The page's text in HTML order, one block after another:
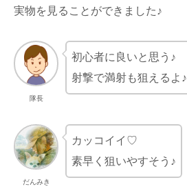
実物を見ることができました♪
隊長
初心者に良いと思う♪
射撃で満射も狙えるよ♪
だんみき
カッコイイ♡
素早く狙いやすそう♪